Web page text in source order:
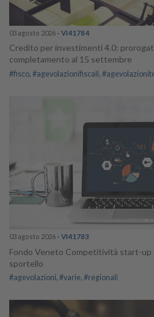
03 agosto 2026 - VI41784
Credito per investimenti 4.0:
completamento al 15 settembre
#fisco #agevolazionifiscali
03 agosto 2026 - VI41783
Fondo Veneto Competitività start-up
sportello
#agevolazioni #varie #regionali